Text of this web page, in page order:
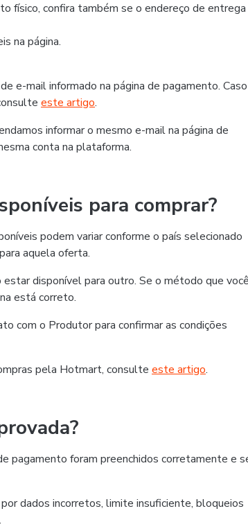
físico, confira também se o endereço de entrega
na página.
e-mail informado na página de pagamento. Caso
este artigo.
informar o mesmo e-mail na página de
conta na plataforma.
para comprar?
podem variar conforme o país selecionado
aquela oferta.
disponível para outro. Se o método que
está correto.
com o Produtor para confirmar as condições
pela Hotmart, consulte este artigo.
pagamento foram preenchidos corretamente e
dados incorretos, limite insuficiente, bloqueios